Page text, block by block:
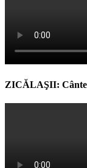
ZICĂLAŞII: